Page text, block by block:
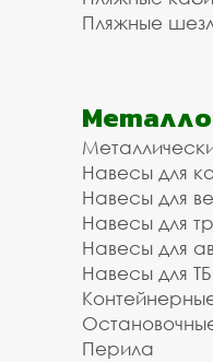
Пляжные
Навесы для
Навесы для
Навесы для
Навесы для
Навесы для
Перила